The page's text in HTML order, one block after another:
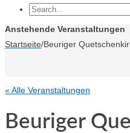
Anstehende Veranstaltungen
Startseite/Beuriger
« Alle Veranstaltungen
Beuriger